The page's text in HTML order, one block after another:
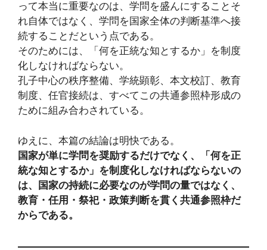
って本当に重要なのは、学問を盛んにすることそ
れ自体ではなく、学問を国家全体の判断基準へ接
続することだという点である。
そのためには、「何を正統な知とするか」を制度
化しなければならない。
孔子中心の秩序整備、学統顕彰、本文校訂、教育
制度、任官接続は、すべてこの共通参照枠形成の
ために組み合わされている。
ゆえに、本篇の結論は明快である。
国家が単に学問を奨励するだけでなく、「何を正
統な知とするか」を制度化しなければならないの
は、国家の持続に必要なのが学問の量ではなく、
教育・任用・祭祀・政策判断を貫く共通参照枠だ
からである。